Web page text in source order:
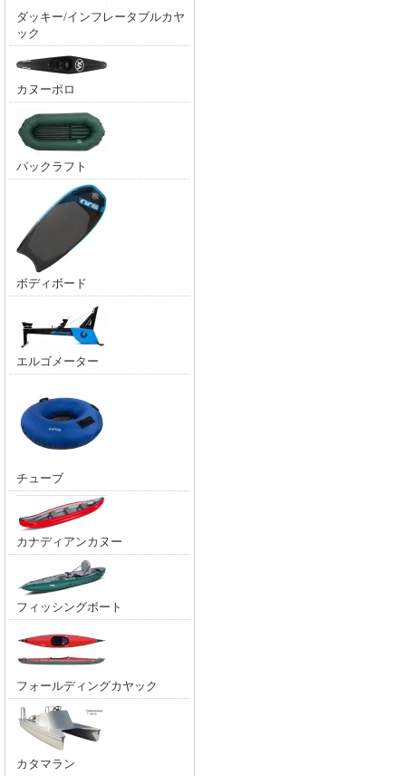
ダッキー/インフレータブルカヤ
ック
カヌーポロ
パックラフト
ボディボード
エルゴメーター
チューブ
カナディアンカヌー
フィッシングボート
フォールディングカヤック
カタマラン